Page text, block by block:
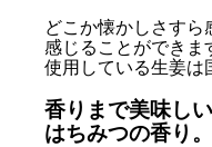
どこか懐かしさすら
感じることができま
使用している生姜は
香りまで美味しい
はちみつの香り。